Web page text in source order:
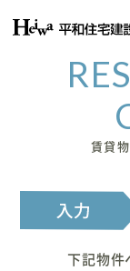
私たちの約束
平和住宅の家
物件情報
会社情報
賃貸
下記物件